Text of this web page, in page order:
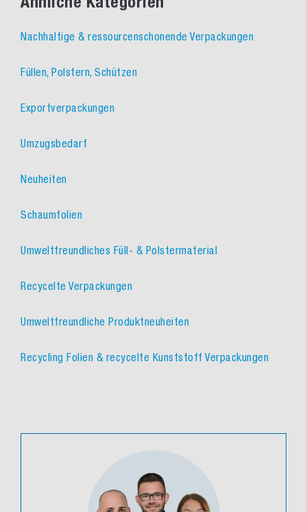
Nachhaltige & ressourcenschonende Verpackungen
Füllen, Polstern, Schützen
Exportverpackungen
Umzugsbedarf
Neuheiten
Schaumfolien
Umweltfreundliches Füll- & Polstermaterial
Recycelte Verpackungen
Umweltfreundliche Produktneuheiten
Recycling Folien & recycelte Kunststoff Verpackungen